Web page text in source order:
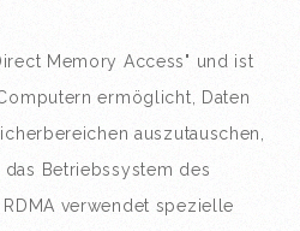
Memory Access" und ist
ermöglicht, Daten
auszutauschen,
Betriebssystem des
verwendet spezielle